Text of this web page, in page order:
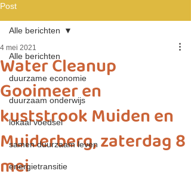
Post
Alle berichten
duurzame economie
duurzaam onderwijs
lokaal voedsel
samen duurzaam leven
energietransitie
Alle berichten
Water Cleanup
Gooimeer en
kuststrook Muiden en
Muiderberg, zaterdag 8
mei
4 mei 2021